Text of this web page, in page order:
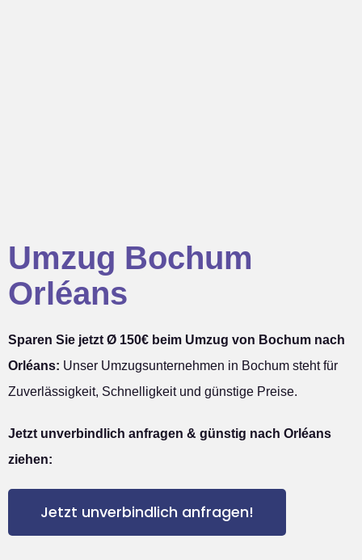
Umzug Bochum
Orléans
Sparen Sie jetzt Ø 150€ beim Umzug von Bochum nach
Orléans: Unser Umzugsunternehmen in Bochum steht für
Zuverlässigkeit, Schnelligkeit und günstige Preise.
Jetzt unverbindlich anfragen & günstig nach Orléans
ziehen:
Jetzt unverbindlich anfragen!